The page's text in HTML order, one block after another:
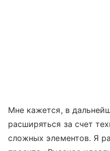
Мне кажется, в
расширяться за счет
сложных элементов. Я